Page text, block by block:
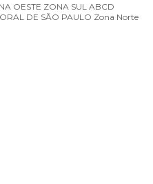
OESTE ZONA SUL ABCD
DE SÃO PAULO Zona Norte